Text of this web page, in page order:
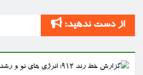
از دست ندهید: